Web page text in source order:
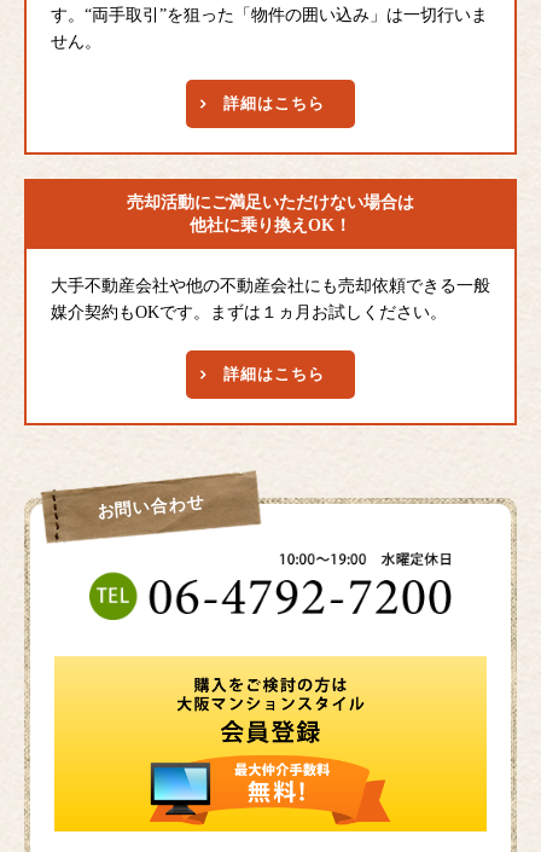
す。“両手取引”を狙った「物件の囲い込み」は一切行いま
せん。
詳細はこちら
売却活動にご満足いただけない場合は
他社に乗り換えOK！
大手不動産会社や他の不動産会社にも売却依頼できる一般
媒介契約もOKです。まずは１ヵ月お試しください。
詳細はこちら
お問い合わせ